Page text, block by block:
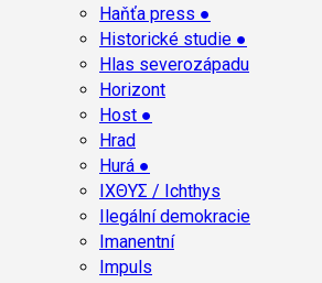
Haňťa press ●
Historické studie ●
Hlas severozápadu
Horizont
Host ●
Hrad
Hurá ●
ΙΧΘΥΣ / Ichthys
Ilegální demokracie
Imanentní
Impuls